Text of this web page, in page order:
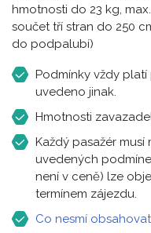
hmotnosti do 23 kg,
součet tří stran do 250
do podpalubí)
Podmínky vždy
uvedeno jinak.
Hmotnosti
Každý pasažér
uvedených
není v ceně) lze
termínem zájezdu.
Co nesmí